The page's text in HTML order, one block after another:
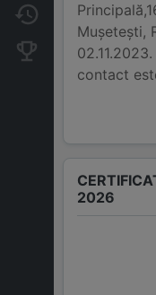
Modificări
Companii
Muşeteşti,
contact
2026